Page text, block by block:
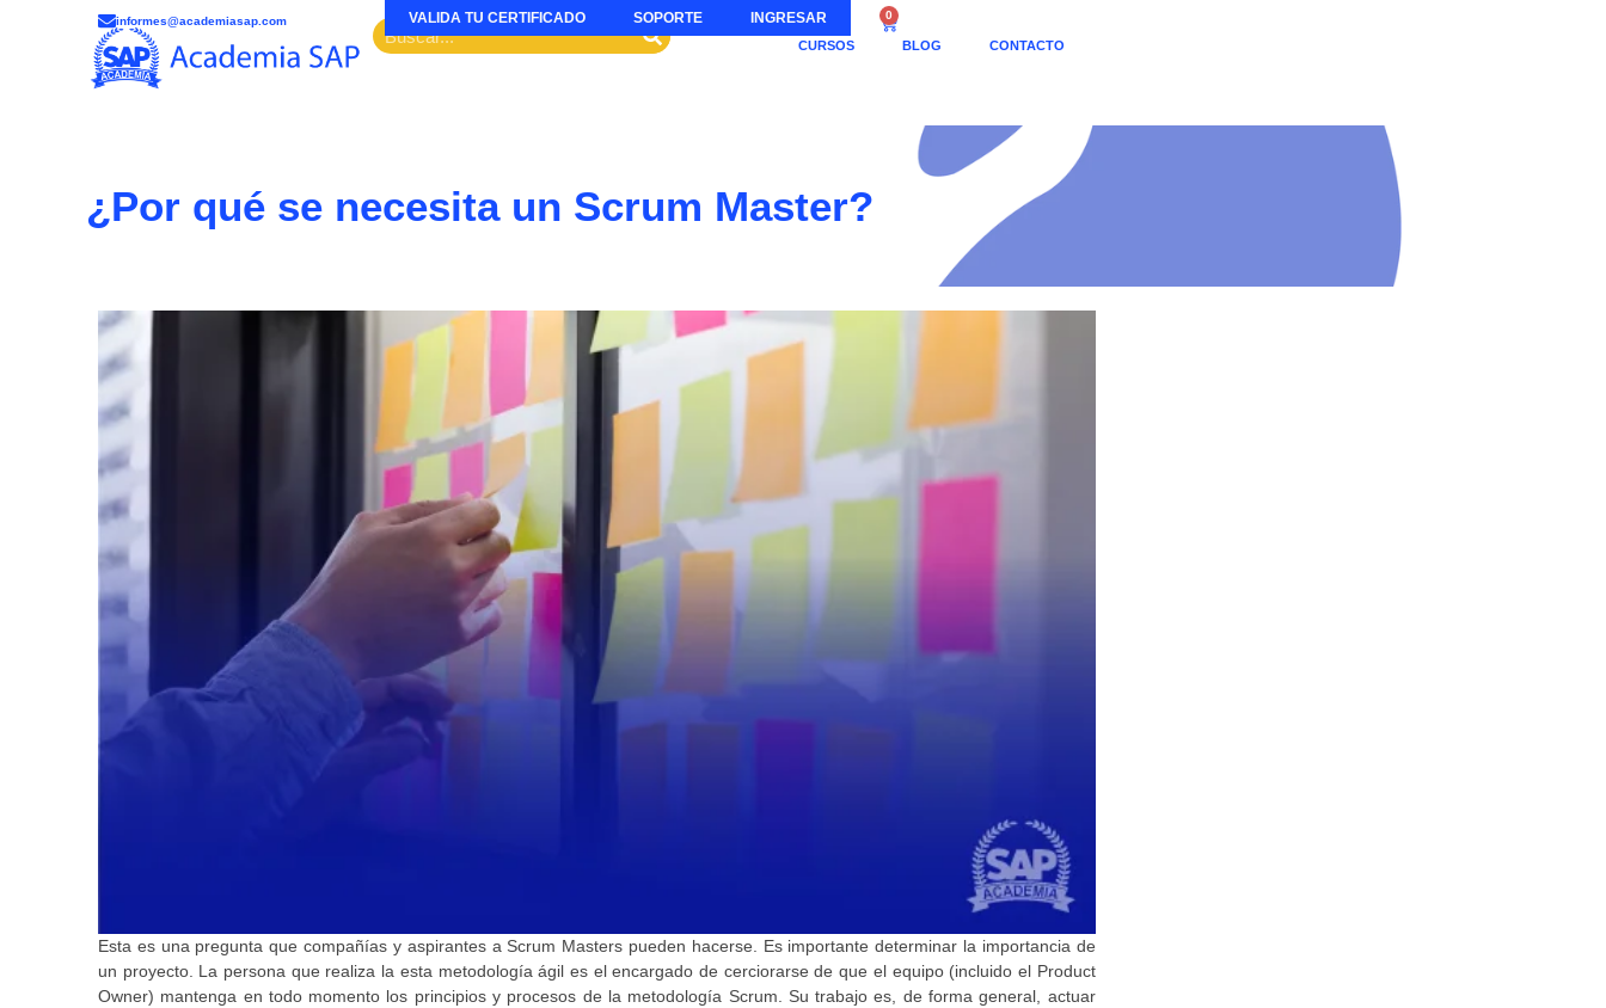
informes@academiasap.com VALIDA TU CERTIFICADO SOPORTE INGRESAR 0
CURSOS BLOG CONTACTO
¿Por qué se necesita un Scrum Master?
Esta es una pregunta que compañías y aspirantes a Scrum Masters pueden hacerse. Es importante determinar la importancia de
un proyecto. La persona que realiza la esta metodología ágil es el encargado de cerciorarse de que el equipo (incluido el Product
Owner) mantenga en todo momento los principios y procesos de la metodología Scrum. Su trabajo es, de forma general, actuar